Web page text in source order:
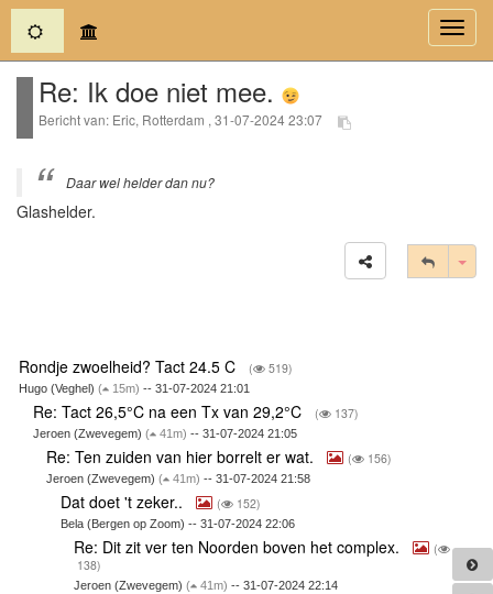
(current)
Re: Ik doe niet mee.
Bericht van: Eric, Rotterdam , 31-07-2024 23:07
Daar wel helder dan nu?
Glashelder.
Rondje zwoelheid? Tact 24.5 C ( 519)
Hugo (Veghel) ( 15m) -- 31-07-2024 21:01
Re: Tact 26,5°C na een Tx van 29,2°C ( 137)
Jeroen (Zwevegem) ( 41m) -- 31-07-2024 21:05
Re: Ten zuiden van hier borrelt er wat. ( 156)
Jeroen (Zwevegem)( 41m) -- 31-07-2024 21:58
Dat doet 't zeker.. ( 152)
Bela (Bergen op Zoom) -- 31-07-2024 22:06
Re: Dit zit ver ten Noorden boven het complex.
(
138)
Jeroen (Zwevegem)( 41m) -- 31-07-2024 22:14